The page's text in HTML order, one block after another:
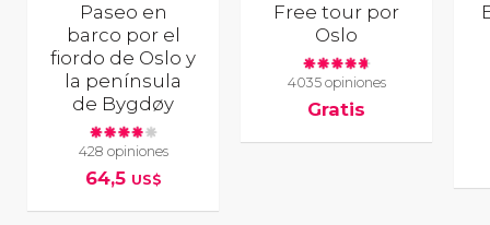
Paseo en
barco por el
fiordo de Oslo y
la península
de Bygdøy
428 opiniones
64,5 US$
Free tour por
Oslo
4035 opiniones
Gratis